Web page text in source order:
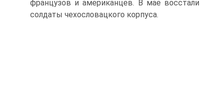
французов и американцев. В мае восстали
солдаты чехословацкого корпуса.